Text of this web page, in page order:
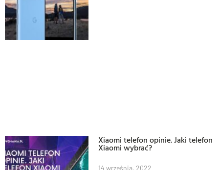
Xiaomi telefon opinie. Jaki telefon
Xiaomi wybrać?
14 września, 2022